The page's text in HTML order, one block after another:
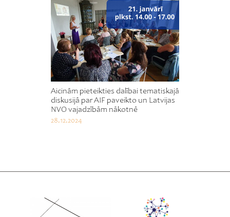
Aicinām pieteikties dalībai tematiskajā
diskusijā par AIF paveikto un Latvijas
NVO vajadzībām nākotnē
28.12.2024